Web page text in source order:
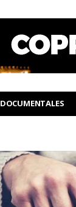
DOCUMENTALES